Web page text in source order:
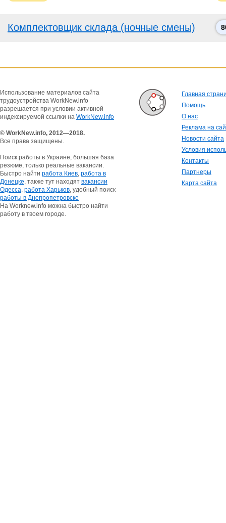
Комплектовщик склада (ночные смены)
Использование материалов сайта
трудоустройства WorkNew.info
разрешается при условии активной
индексируемой ссылки на WorkNew.info
© WorkNew.info, 2012—2018.
Все права защищены.
Поиск работы в Украине, большая база
резюме, только реальные вакансии.
Быстро найти работа Киев, работа в
Донецке, также тут находят вакансии
Одесса, работа Харьков, удобный поиск
работы в Днепропетровске
На Worknew.info можна быстро найти
работу в твоем городе.
Главная
Помощь
О нас
Реклама на
Новости сайта
Условия
Контакты
Партнеры
Карта сайта